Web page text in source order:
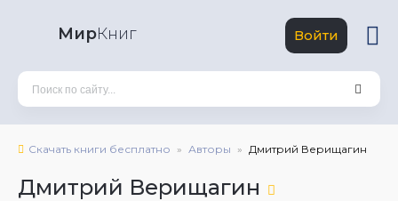
МирКниг Войти
Скачать книги бесплатно Авторы Дмитрий Верищагин
Дмитрий Верищагин